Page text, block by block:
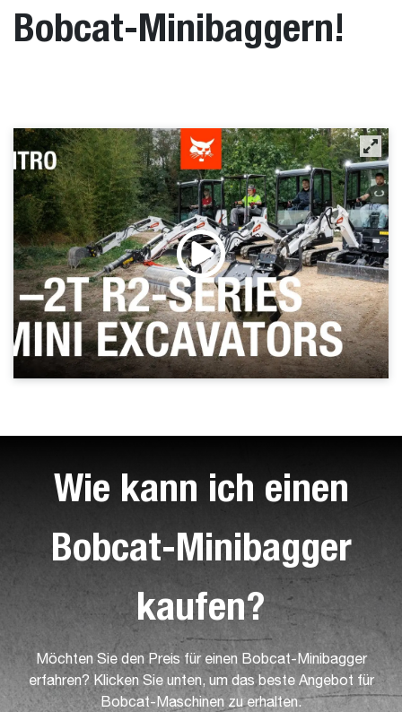
Bobcat-Minibaggern!
Wie kann ich einen
Bobcat-Minibagger
kaufen?
Möchten Sie den Preis für einen Bobcat-Minibagger
erfahren? Klicken Sie unten, um das beste Angebot für
Bobcat-Maschinen zu erhalten.